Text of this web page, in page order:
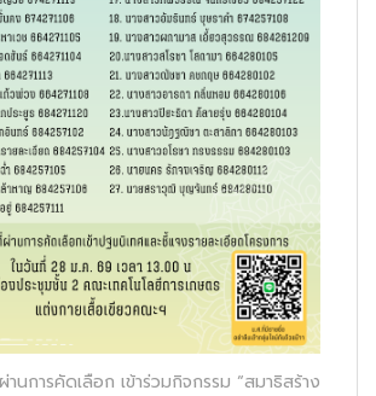
านการคัดเลือก เข้าร่วมกิจกรรม “สมาธิสร้าง